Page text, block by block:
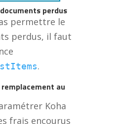
perdus
permettre le
perdus, il faut
.
au
Koha
frais encourus